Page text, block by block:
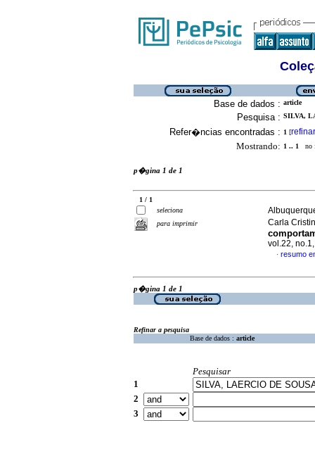
Base de dados : article
Pesquisa : SILVA,
Refer�ncias encontradas : 1 [refinar
Mostrando: 1 .. 1 no
p�gina 1 de 1
1 / 1
seleciona
para imprimir
Carla
vol.22,
· resumo
p�gina 1 de 1
Refinar a pesquisa
Base de dados : article
Pesquisar
1
2
3